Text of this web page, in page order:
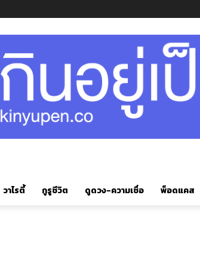
วาไรตี้ กูรูชีวิต ดูดวง-ความเชื่อ พ็อดแคส